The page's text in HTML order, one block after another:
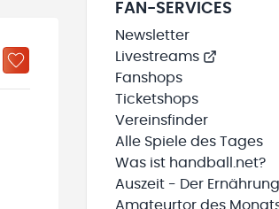
FAN-SERVICES
Newsletter
Livestreams
Fanshops
Ticketshops
Vereinsfinder
Alle Spiele des Tages
Was ist handball.net?
Auszeit - Der
Amateurtor des